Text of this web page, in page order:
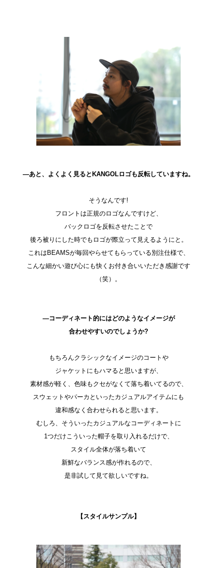
―あと、よくよく見るとKANGOLロゴも反転していますね。
そうなんです!
フロントは正規のロゴなんですけど、
バックロゴを反転させたことで
後ろ被りにした時でもロゴが際立って見えるようにと。
これはBEAMSが毎回やらせてもらっている別注仕様で、
こんな細かい遊び心にも快くお付き合いいただき感謝です
（笑）。
―コーディネート的にはどのようなイメージが
合わせやすいのでしょうか?
もちろんクラシックなイメージのコートや
ジャケットにもハマると思いますが、
素材感が軽く、色味もクセがなくて落ち着いてるので、
スウェットやパーカといったカジュアルアイテムにも
違和感なく合わせられると思います。
むしろ、そういったカジュアルなコーディネートに
1つだけこういった帽子を取り入れるだけで、
スタイル全体が落ち着いて
新鮮なバランス感が作れるので、
是非試して見て欲しいですね。
【スタイルサンプル】